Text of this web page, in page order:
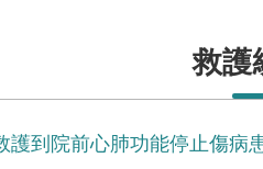
救護
護到院前心肺功能停止傷病